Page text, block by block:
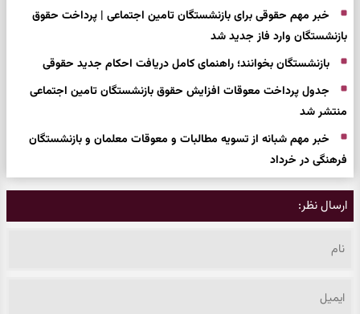
خبر مهم حقوقی برای بازنشستگان تامین اجتماعی | پرداخت حقوق‌
بازنشستگان وارد فاز جدید شد
بازنشستگان بخوانند؛ راهنمای کامل دریافت احکام جدید حقوقی
جدول پرداخت معوقات افزایش حقوق بازنشستگان تامین اجتماعی
منتشر شد
خبر مهم شبانه از تسویه مطالبات و معوقات معلمان و بازنشستگان
فرهنگی در خرداد
ارسال نظر: